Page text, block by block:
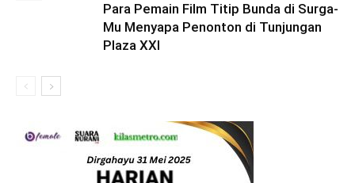
Para Pemain Film Titip Bunda di Surga-
Mu Menyapa Penonton di Tunjungan
Plaza XXI